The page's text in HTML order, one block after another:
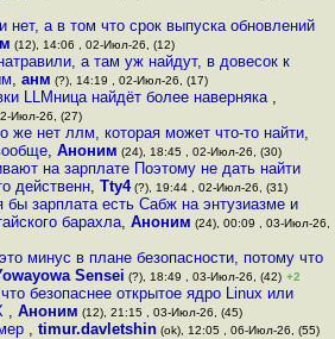
а в том что срок выпуска обновлений
(12), 14:06 , 02-Июл-26, (12)
а там уж найдут, в довесок к
, анм (?), 14:19 , 02-Июл-26, (17)
LLMница найдёт более наверняка ,
Июл-26, (27)
же нет ллм, которая может что-то найти,
,Аноним (24), 18:45 , 02-Июл-26, (30)
на зарплате Поэтому не дать найти
действенн, Tty4(?), 19:44 , 02-Июл-26, (31)
бы зарплата есть Сабж на энтузиазме и
барахла, Аноним (24), 00:09 , 03-Июл-26,
минус в плане безопасности, потому что
Sensei (?), 18:49 , 03-Июл-26, (42) +2
безопаснее открытое ядро Linux или
, Аноним (12), 21:15 , 03-Июл-26, (45)
,timur.davletshin (ok), 12:05 , 06-Июл-26, (55)